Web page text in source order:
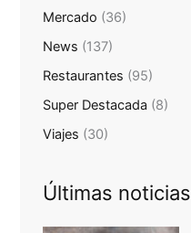
Mercado (36)
News (137)
Restaurantes (95)
Super Destacada (8)
Viajes (30)
Últimas noticias